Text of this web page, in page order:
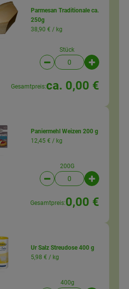
Parmesan Traditionale ca.
250g
38,90 € / kg
Stück
Artikelanzahl
Gesamtpreis:ca. 0,00 €
Paniermehl Weizen 200 g
12,45 € / kg
200G
Artikelanzahl
Gesamtpreis:0,00 €
Ur Salz Streudose 400 g
5,98 € / kg
400g